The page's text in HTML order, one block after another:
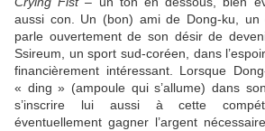
aussi con. Un (bon) ami de Dong-ku,
parle ouvertement de son désir de
Ssireum, un sport sud-coréen, dans
financièrement intéressant. Lorsque
« ding » (ampoule qui s’allume) dans
s’inscrire lui aussi à cette
éventuellement gagner l’argent